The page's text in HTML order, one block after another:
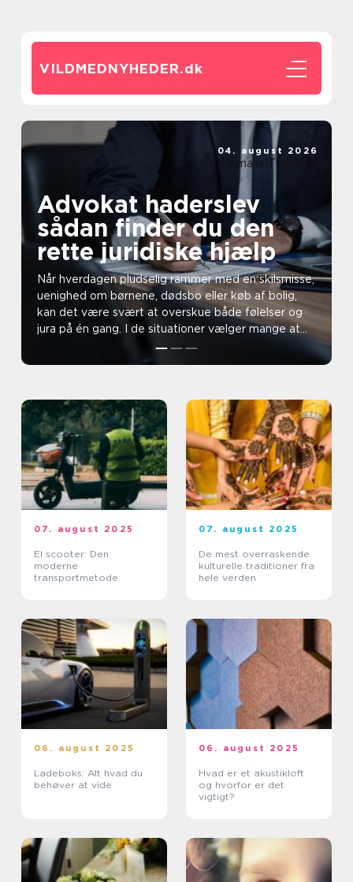
VILDMEDNYHEDER.dk
Advokat haderslev
sådan finder du den
rette juridiske hjælp
Når hverdagen pludselig rammer med en skilsmisse,
uenighed om børnene, dødsbo eller køb af bolig,
kan det være svært at overskue både følelser og
jura på én gang. I de situationer vælger mange at
04. august 2026
Amalie Thomsen
07. august 2025
El scooter: Den
moderne
transportmetode
07. august 2025
De mest overraskende
kulturelle traditioner fra
hele verden
06. august 2025
Ladeboks: Alt hvad du
behøver at vide
06. august 2025
Hvad er et akustikloft
og hvorfor er det
vigtigt?